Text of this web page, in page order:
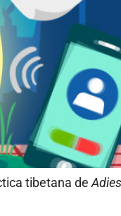
tibetana de